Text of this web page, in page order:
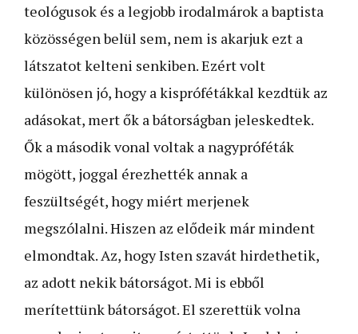
teológusok és a legjobb irodalmárok a baptista
közösségen belül sem, nem is akarjuk ezt a
látszatot kelteni senkiben. Ezért volt
különösen jó, hogy a kisprófétákkal kezdtük az
adásokat, mert ők a bátorságban jeleskedtek.
Ők a második vonal voltak a nagypróféták
mögött, joggal érezhették annak a
feszültségét, hogy miért merjenek
megszólalni. Hiszen az elődeik már mindent
elmondtak. Az, hogy Isten szavát hirdethetik,
az adott nekik bátorságot. Mi is ebből
merítettünk bátorságot. El szerettük volna